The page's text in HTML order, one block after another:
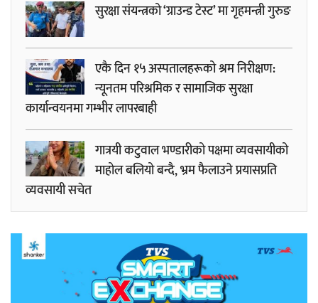
सुरक्षा संयन्त्रको ‘ग्राउन्ड टेस्ट’ मा गृहमन्त्री गुरुङ
एकै दिन १५ अस्पतालहरूको श्रम निरीक्षण:
न्यूनतम परिश्रमिक र सामाजिक सुरक्षा
कार्यान्वयनमा गम्भीर लापरबाही
गात्रयी कटुवाल भण्डारीको पक्षमा व्यवसायीको
माहोल बलियो बन्दै, भ्रम फैलाउने प्रयासप्रति
व्यवसायी सचेत